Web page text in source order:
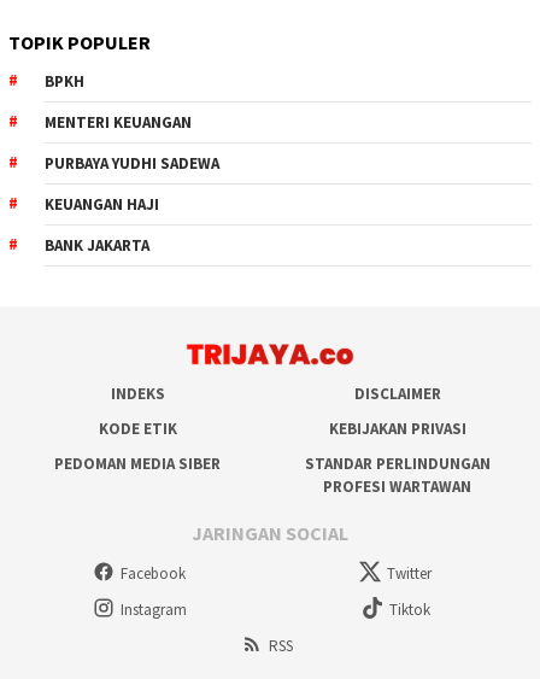
TOPIK POPULER
BPKH
MENTERI KEUANGAN
PURBAYA YUDHI SADEWA
KEUANGAN HAJI
BANK JAKARTA
INDEKS
DISCLAIMER
KODE ETIK
KEBIJAKAN PRIVASI
PEDOMAN MEDIA SIBER
STANDAR PERLINDUNGAN
PROFESI WARTAWAN
JARINGAN SOCIAL
Facebook
Twitter
Instagram
Tiktok
RSS